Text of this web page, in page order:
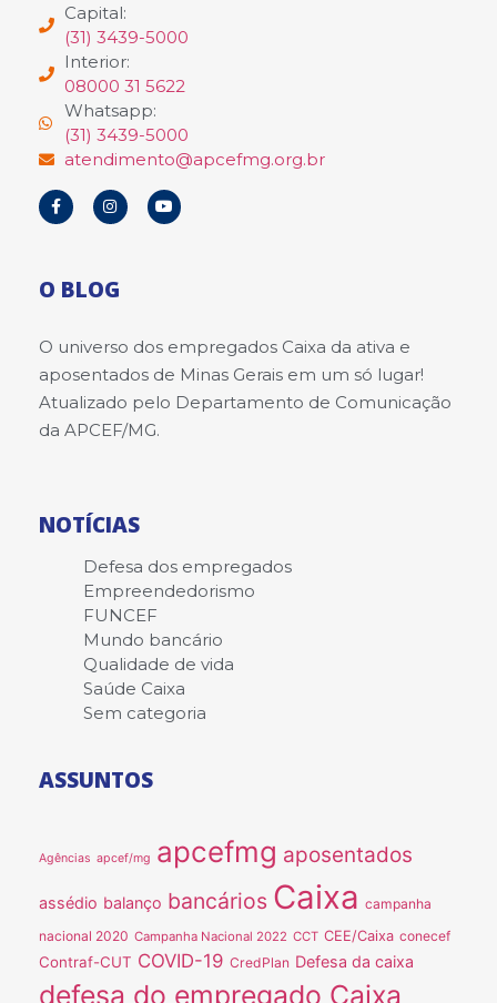
Capital:
(31) 3439-5000
Interior:
08000 31 5622
Whatsapp:
(31) 3439-5000
atendimento@apcefmg.org.br
O BLOG
O universo dos empregados Caixa da ativa e
aposentados de Minas Gerais em um só lugar!
Atualizado pelo Departamento de Comunicação
da APCEF/MG.
NOTÍCIAS
Defesa dos empregados
Empreendedorismo
FUNCEF
Mundo bancário
Qualidade de vida
Saúde Caixa
Sem categoria
ASSUNTOS
Agências apcef/mg apcefmg aposentados
assédio balanço bancários Caixa campanha
nacional 2020 Campanha Nacional 2022 CCT CEE/Caixa conecef
Contraf-CUT COVID-19 CredPlan Defesa da caixa
defesa do empregado Caixa